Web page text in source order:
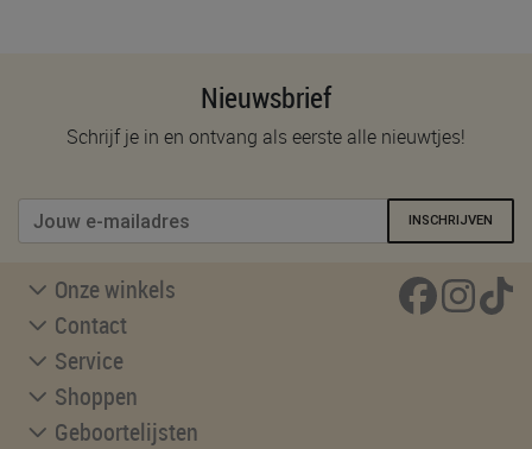
Nieuwsbrief
Schrijf je in en ontvang als eerste alle nieuwtjes!
INSCHRIJVEN
Onze winkels
Contact
Service
Shoppen
Geboortelijsten